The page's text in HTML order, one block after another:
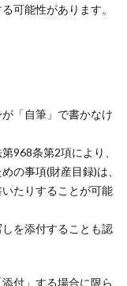
可能性があります。
「自筆」で書かなけ
968条第2項により、
の事項(財産目録)は、
たりすることが可能
を添付することも認
付」する場合に限ら